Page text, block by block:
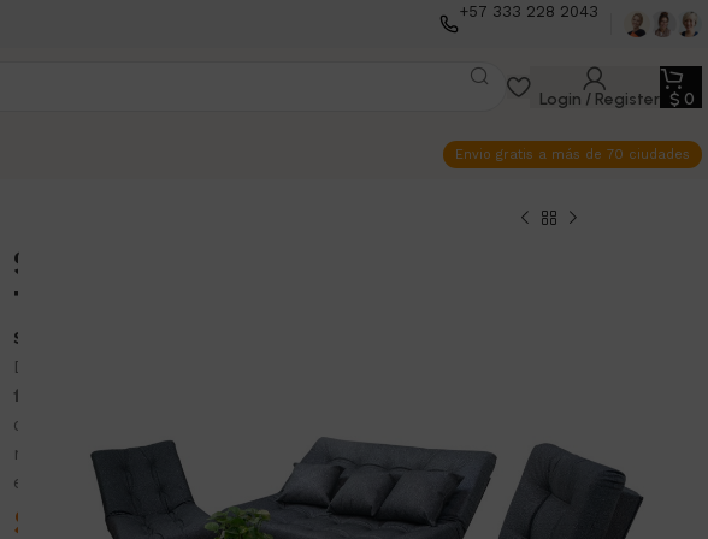
+57 333 228 2043
Login / Register $ 0
Envio gratis a más de 70 ciudades
Sala Click Clack Pequeña
Tradicional
SKU:
Dale a tus espacios un toque de
funcionalidad
calidad. Ideal para sala, habitación o estudio, su diseño
moderno se adapta fácilmente a cualquier ambiente, aportando
elegancia y calidez.
$ 2.361.000
10 disponibles